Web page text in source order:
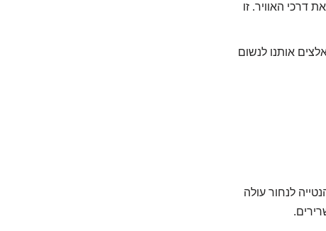
דרכי האוויר. זו
אותנו לנשום
לנחור עולה